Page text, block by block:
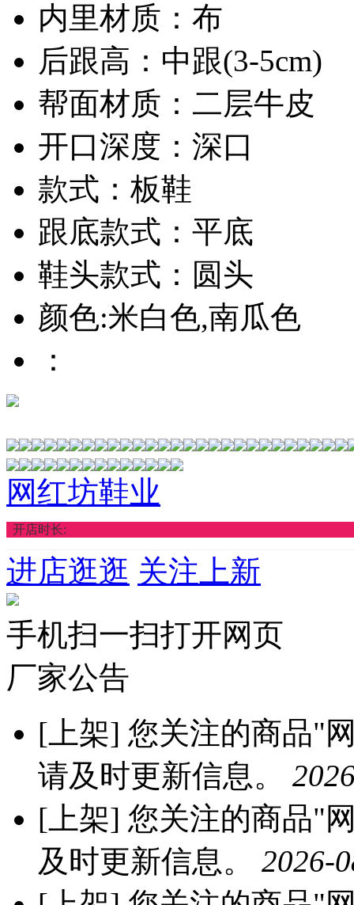
内里材质：布
后跟高：中跟(3-5cm)
帮面材质：二层牛皮
开口深度：深口
款式：板鞋
跟底款式：平底
鞋头款式：圆头
颜色:米白色,南瓜色
：
网红坊鞋业
开店时长:
进店逛逛 关注上新
手机扫一扫打开网页
厂家公告
[上架] 您关注的商品"
请及时更新信息。
[上架] 您关注的商品"
及时更新信息。 2026-